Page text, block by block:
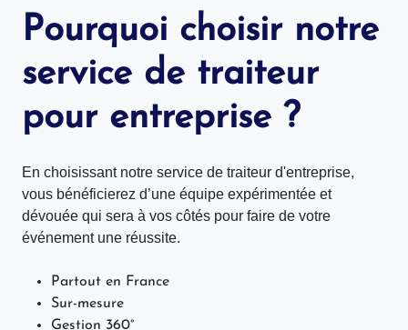
Pourquoi choisir notre
service de traiteur
pour entreprise ?
En choisissant notre service de traiteur d'entreprise,
vous bénéficierez d’une équipe expérimentée et
dévouée qui sera à vos côtés pour faire de votre
événement une réussite.
Partout en France
Sur-mesure
Gestion 360°